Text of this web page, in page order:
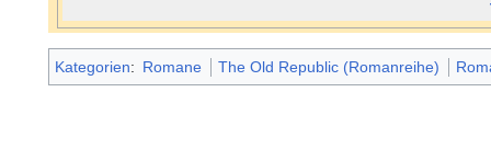
Kategorien: Romane The Old Republic (Romanreihe)